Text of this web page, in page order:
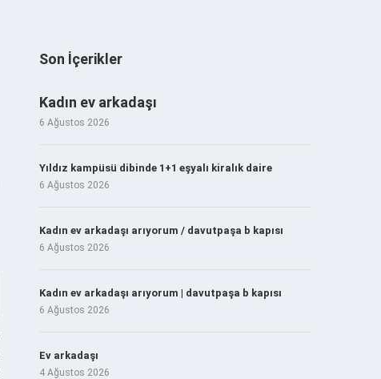
Son İçerikler
Kadın ev arkadaşı
6 Ağustos 2026
Yıldız kampüsü dibinde 1+1 eşyalı kiralık daire
6 Ağustos 2026
Kadın ev arkadaşı arıyorum / davutpaşa b kapısı
6 Ağustos 2026
Kadın ev arkadaşı arıyorum | davutpaşa b kapısı
6 Ağustos 2026
Ev arkadaşı
4 Ağustos 2026